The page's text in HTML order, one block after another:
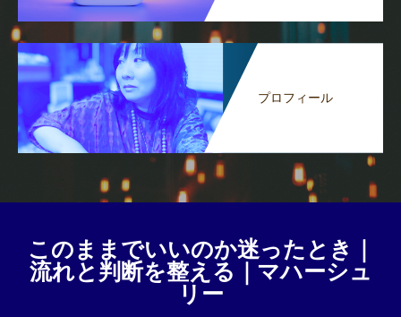
プロフィール
このままでいいのか迷ったとき｜
流れと判断を整える｜マハーシュ
リー